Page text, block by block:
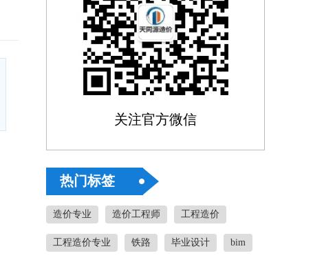
关注官方微信
热门标签
造价专业 造价工程师 工程造价
工程造价专业 铁路 毕业设计 bim